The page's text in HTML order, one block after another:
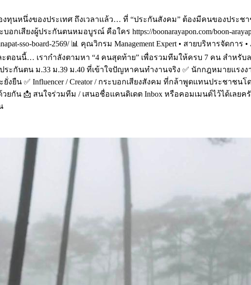
นหนึ่งของประเทศ ถึงเวลาแล้ว… ที่ “ประกันสังคม” ต้องมีคนของประชา
เสียงผู้ประกันตนหมอบูรณ์ คือใคร https://boonarayapon.com/boon-
sso-board-2569/ 📊 คุณวิกรม Management Expert • สายบริหารจัดก
และตอนนี้… เรากำลังตามหา “4 คนสุดท้าย” เพื่อรวมทีมให้ครบ 7 คน สำ
ระกันตน ม.33 ม.39 ม.40 ที่เข้าใจปัญหาคนทำงานจริง ✅ นักกฎหมายแร
ยืน ✅ Influencer / Creator / กระบอกเสียงสังคม ที่กล้าพูดแทนประชาชน
น 📩 สนใจร่วมทีม / เสนอชื่อแคนดิเดต Inbox หรือคอมเมนต์ไว้ได้เลยครั